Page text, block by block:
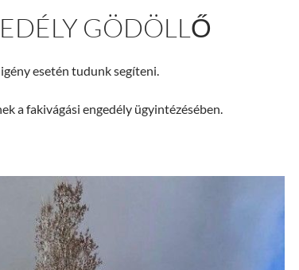
GÖDÖLLŐ
esetén tudunk segíteni.
a fakivágási engedély ügyintézésében.